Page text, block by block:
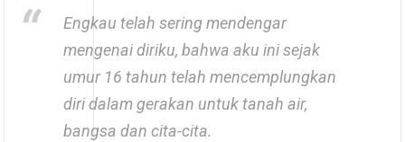
Engkau telah sering mendengar
mengenai diriku, bahwa aku ini sejak
umur 16 tahun telah mencemplungkan
diri dalam gerakan untuk tanah air,
bangsa dan cita-cita.